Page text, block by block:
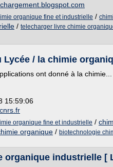
organique fine et industrielle /
/ telecharger livre chimie
Lycée / la chimie
ont donné à la chimie...
15:59:06
organique fine et industrielle /
organique / biotechnologie
organique industrielle [